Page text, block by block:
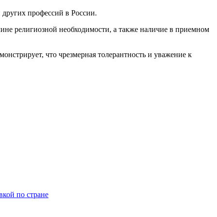
профессий в России.
религиозной необходимости, а также наличие в приемном
что чрезмерная толерантность и уважение к
по стране